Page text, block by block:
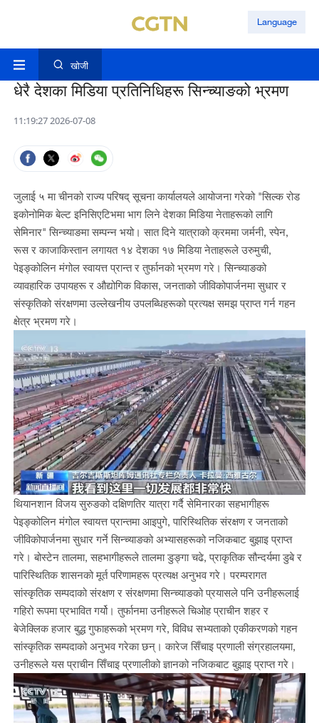
Language
खोजी
धेरै देशका मिडिया प्रतिनिधिहरू सिन्च्याङको भ्रमण
11:19:27 2026-07-08
जुलाई ५ मा चीनको राज्य परिषद् सूचना कार्यालयले आयोजना गरेको "सिल्क रोड
इकोनोमिक बेल्ट इनिसिएटिभमा भाग लिने देशका मिडिया नेताहरूको लागि
सेमिनार" सिन्च्याङमा सम्पन्न भयो। सात दिने यात्राको क्रममा जर्मनी, स्पेन,
रूस र काजाकिस्तान लगायत १४ देशका १७ मिडिया नेताहरूले उरुमुची,
पेइङ्कोलिन मंगोल स्वायत्त प्रान्त र तुर्फानको भ्रमण गरे। सिन्च्याङको
व्यावहारिक उपायहरू र औद्योगिक विकास, जनताको जीविकोपार्जनमा सुधार र
संस्कृतिको संरक्षणमा उल्लेखनीय उपलब्धिहरूको प्रत्यक्ष समझ प्राप्त गर्न गहन
क्षेत्र भ्रमण गरे।
थियानशान विजय सुरुङको दक्षिणतिर यात्रा गर्दै सेमिनारका सहभागीहरू
पेइङ्कोलिन मंगोल स्वायत्त प्रान्तमा आइपुगे, पारिस्थितिक संरक्षण र जनताको
जीविकोपार्जनमा सुधार गर्ने सिन्च्याङको अभ्यासहरूको नजिकबाट बुझाइ प्राप्त
गरे। बोस्टेन तालमा, सहभागीहरूले तालमा डुङ्गा चढे, प्राकृतिक सौन्दर्यमा डुबे र
पारिस्थितिक शासनको मूर्त परिणामहरू प्रत्यक्ष अनुभव गरे। परम्परागत
सांस्कृतिक सम्पदाको संरक्षण र संरक्षणमा सिन्च्याङको प्रयासले पनि उनीहरूलाई
गहिरो रूपमा प्रभावित गर्यो। तुर्फानमा उनीहरूले चिओह प्राचीन शहर र
बेजेक्लिक हजार बुद्ध गुफाहरूको भ्रमण गरे, विविध सभ्यताको एकीकरणको गहन
सांस्कृतिक सम्पदाको अनुभव गरेका छन्। कारेज सिँचाइ प्रणाली संग्रहालयमा,
उनीहरूले यस प्राचीन सिँचाइ प्रणालीको ज्ञानको नजिकबाट बुझाइ प्राप्त गरे।